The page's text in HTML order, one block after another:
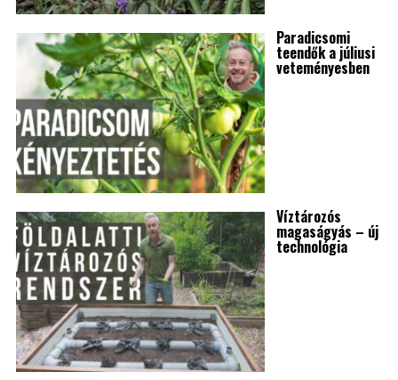
Paradicsomi
teendők a júliusi
veteményesben
Víztározós
magaságyás – új
technológia